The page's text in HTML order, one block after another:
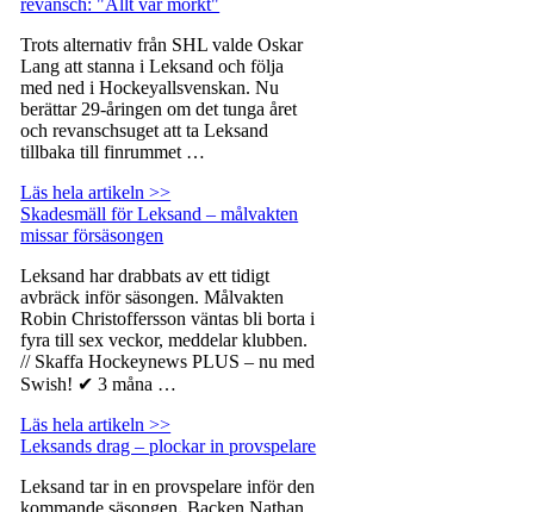
Trots alternativ från SHL valde Oskar
Lang att stanna i Leksand och följa
med ned i Hockeyallsvenskan. Nu
berättar 29-åringen om det tunga året
och revanschsuget att ta Leksand
tillbaka till finrummet …
Läs hela artikeln >>
Skadesmäll för Leksand – målvakten
missar försäsongen
Leksand har drabbats av ett tidigt
avbräck inför säsongen. Målvakten
Robin Christoffersson väntas bli borta i
fyra till sex veckor, meddelar klubben.
// Skaffa Hockeynews PLUS – nu med
Swish! ✔ 3 måna …
Läs hela artikeln >>
Leksands drag – plockar in provspelare
Leksand tar in en provspelare inför den
kommande säsongen. Backen Nathan